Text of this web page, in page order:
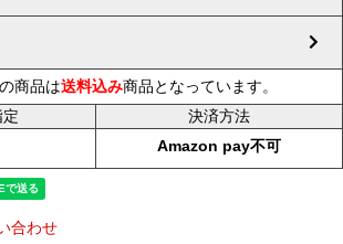
商品は送料込み商品となっています。
決済方法
Amazon pay不可
合わせ